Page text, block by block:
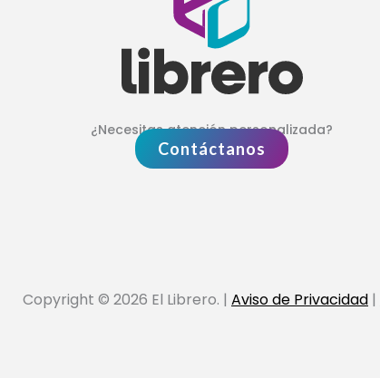
¿Necesitas atención personalizada?
Contáctanos
Copyright © 2026 El Librero. | Aviso de Privacidad |